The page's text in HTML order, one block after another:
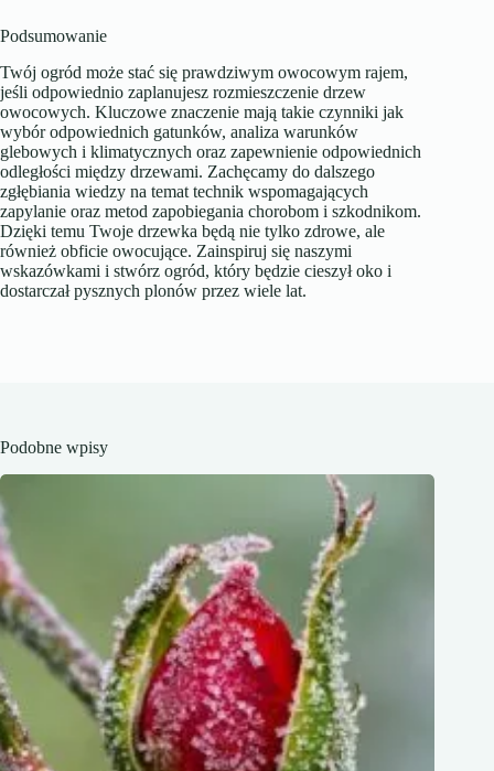
Podsumowanie
Twój ogród może stać się prawdziwym owocowym rajem,
jeśli odpowiednio zaplanujesz rozmieszczenie drzew
owocowych. Kluczowe znaczenie mają takie czynniki jak
wybór odpowiednich gatunków, analiza warunków
glebowych i klimatycznych oraz zapewnienie odpowiednich
odległości między drzewami. Zachęcamy do dalszego
zgłębiania wiedzy na temat technik wspomagających
zapylanie oraz metod zapobiegania chorobom i szkodnikom.
Dzięki temu Twoje drzewka będą nie tylko zdrowe, ale
również obficie owocujące. Zainspiruj się naszymi
wskazówkami i stwórz ogród, który będzie cieszył oko i
dostarczał pysznych plonów przez wiele lat.
Podobne wpisy